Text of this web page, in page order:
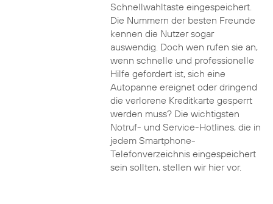
Schnellwahltaste eingespeichert.
Die Nummern der besten Freunde
kennen die Nutzer sogar
auswendig. Doch wen rufen sie an,
wenn schnelle und professionelle
Hilfe gefordert ist, sich eine
Autopanne ereignet oder dringend
die verlorene Kreditkarte gesperrt
werden muss? Die wichtigsten
Notruf- und Service-Hotlines, die in
jedem Smartphone-
Telefonverzeichnis eingespeichert
sein sollten, stellen wir hier vor.